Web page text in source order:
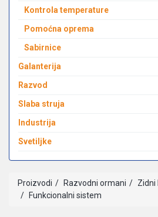
Kontrola temperature
Pomoćna oprema
Sabirnice
Galanterija
Razvod
Slaba struja
Industrija
Svetiljke
Proizvodi Razvodni ormani
Zidni
Funkcionalni sistem